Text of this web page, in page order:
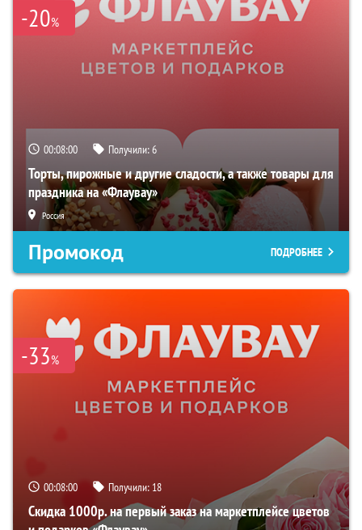
-20%
00:07:59 Получили:6
Торты, пирожные и другие сладости, а также товары для
праздника на «Флаувау»
Россия
Промокод ПОДРОБНЕЕ
-33%
00:07:59 Получили: 18
Скидка 1000р. на первый заказ на маркетплейсе цветов